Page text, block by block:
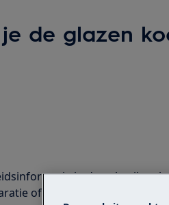
de glazen
in de
of onderhoud uitvoert.